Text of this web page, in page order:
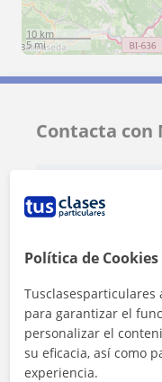
10 km
5 mi
Contacta con
1ª clase gratis
Política de Cookies
Tusclasesparticulares
para garantizar el
personalizar el
su eficacia, así como
experiencia.